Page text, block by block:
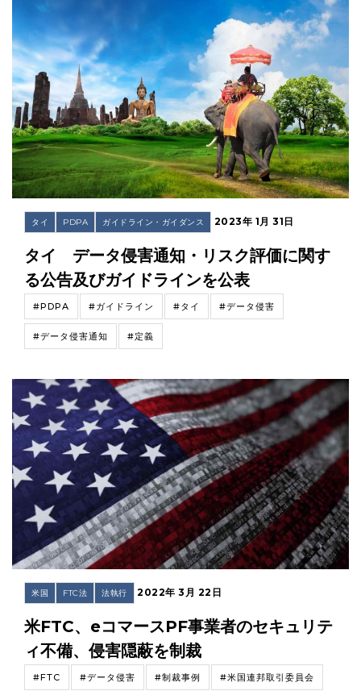
タイ PDPA ガイドライン・ガイダンス 2023年 1月 31日
タイ データ侵害通知・リスク評価に関す
る公告及びガイドラインを公表
#PDPA #ガイドライン #タイ #データ侵害
#データ侵害通知 #定義
米国 FTC法 法執行 2022年 3月 22日
米FTC、eコマースPF事業者のセキュリテ
ィ不備、侵害隠蔽を制裁
#FTC #データ侵害 #制裁事例 #米国連邦取引委員会